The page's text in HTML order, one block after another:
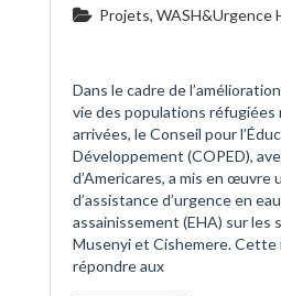
Projets, WASH&Urgence
Dans le cadre de
vie des populations réfugiées
arrivées, le Conseil pour
Développement (COPED),
d’Americares, a mis en œuvre
d’assistance d’urgence en
assainissement (EHA) sur les
Musenyi et Cishemere.
répondre aux